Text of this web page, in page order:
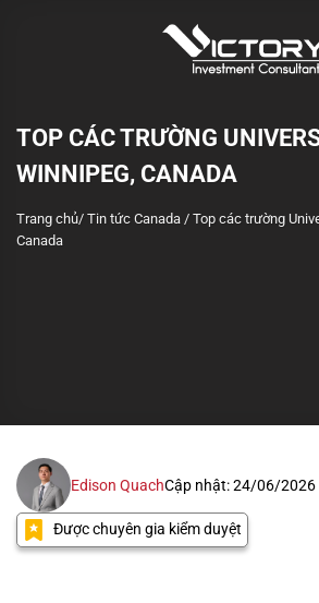
TOP CÁC TRƯỜNG
WINNIPEG, CANADA
Trang chủ/ Tin tức Canada / Top các trường
Canada
Edison QuachCập nhật: 24/06/2026
Được chuyên gia kiểm duyệt